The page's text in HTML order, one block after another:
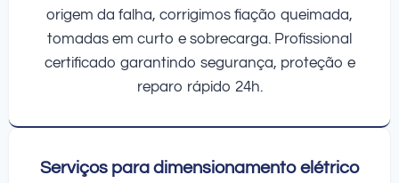
origem da falha, corrigimos fiação queimada,
tomadas em curto e sobrecarga. Profissional
certificado garantindo segurança, proteção e
reparo rápido 24h.
Serviços para dimensionamento elétrico